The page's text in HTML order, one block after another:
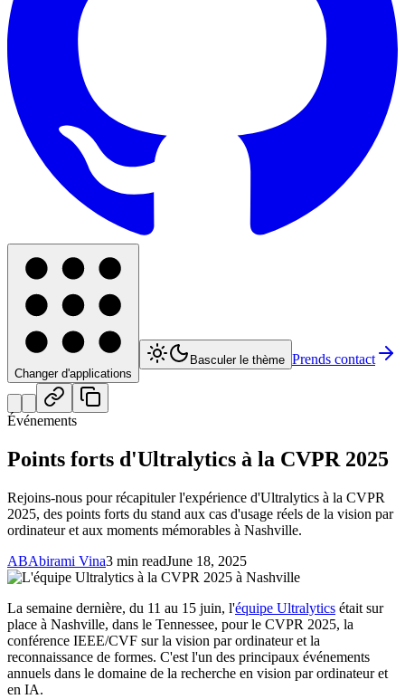
Changer d'applications
Basculer le thème Prends contact
Événements
Points forts d'Ultralytics à la CVPR 2025
Rejoins-nous pour récapituler l'expérience d'Ultralytics à la CVPR
2025, des points forts du stand aux cas d'usage réels de la vision par
ordinateur et aux moments mémorables à Nashville.
ABAbirami Vina3 min readJune 18, 2025
La semaine dernière, du 11 au 15 juin, l'équipe Ultralytics était sur
place à Nashville, dans le Tennessee, pour le CVPR 2025, la
conférence IEEE/CVF sur la vision par ordinateur et la
reconnaissance de formes. C'est l'un des principaux événements
annuels dans le domaine de la recherche en vision par ordinateur et
en IA.